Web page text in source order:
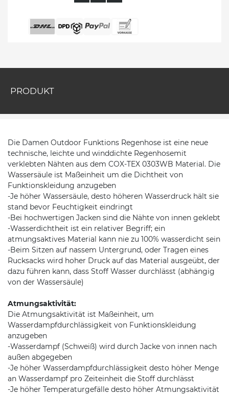
PRODUKT
Die Damen Outdoor Funktions Regenhose ist eine neue
technische, leichte und winddichte Regenhosemit
verklebten Nähten aus dem COX-TEX 0303WB Material. Die
Wassersäule ist Maßeinheit um die Dichtheit von
Funktionskleidung anzugeben
-Je höher Wassersäule, desto höheren Wasserdruck hält sie
stand bevor Feuchtigkeit eindringt
-Bei hochwertigen Jacken sind die Nähte von innen geklebt
-Wasserdichtheit ist ein relativer Begriff; ein
atmungsaktives Material kann nie zu 100% wasserdicht sein
-Beim Sitzen auf nassem Untergrund, oder Tragen eines
Rucksacks wird hoher Druck auf das Material ausgeübt, der
dazu führen kann, dass Stoff Wasser durchlässt (abhängig
von der Wassersäule)
Atmungsaktivität:
Die Atmungsaktivität ist Maßeinheit, um
Wasserdampfdurchlässigkeit von Funktionskleidung
anzugeben
-Wasserdampf (Schweiß) wird durch Jacke von innen nach
außen abgegeben
-Je höher Wasserdampfdurchlässigkeit desto höher Menge
an Wasserdampf pro Zeiteinheit die Stoff durchlässt
-Je höher Temperaturgefälle desto höher Atmungsaktivität